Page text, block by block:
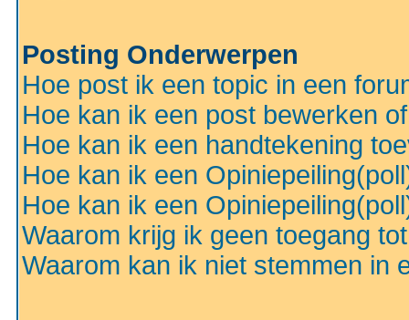
Posting Onderwerpen
Hoe post ik een topic in een
Hoe kan ik een post bewerken
Hoe kan ik een handtekening
Hoe kan ik een
Hoe kan ik een
Waarom krijg ik geen toegang
Waarom kan ik niet stemmen in